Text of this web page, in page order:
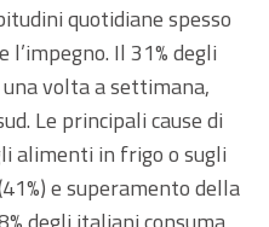
quotidiane spesso
Il 31% degli
volta a settimana,
Le principali cause di
alimenti in frigo o sugli
e superamento della